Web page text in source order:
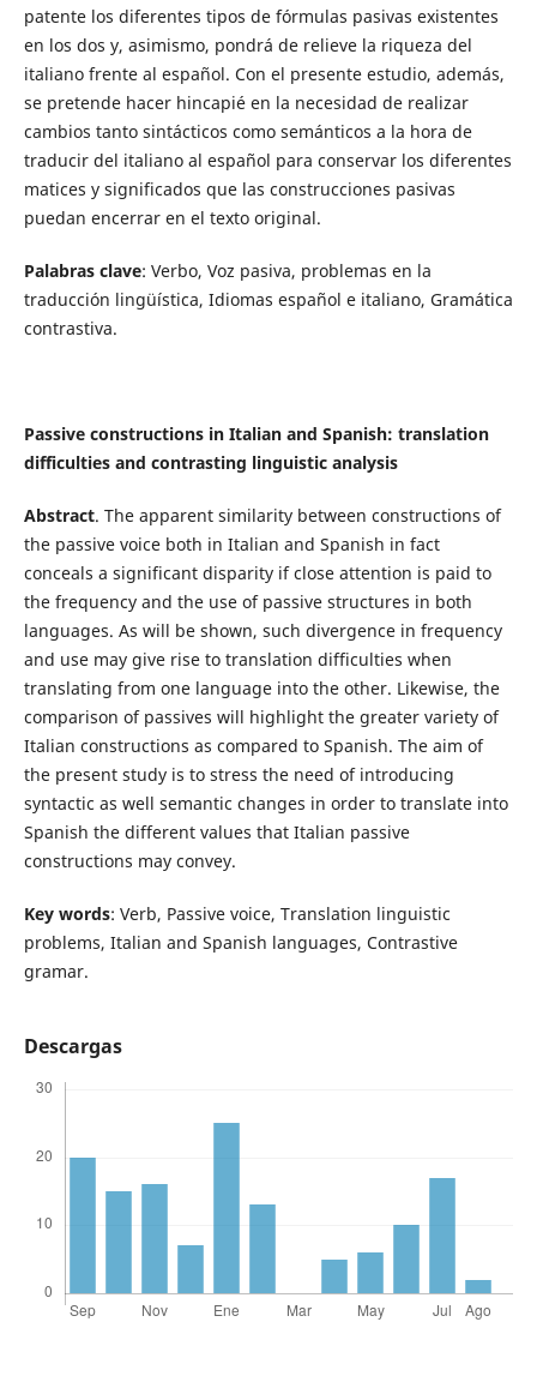
patente los diferentes tipos de fórmulas pasivas existentes
en los dos y, asimismo, pondrá de relieve la riqueza del
italiano frente al español. Con el presente estudio, además,
se pretende hacer hincapié en la necesidad de realizar
cambios tanto sintácticos como semánticos a la hora de
traducir del italiano al español para conservar los diferentes
matices y significados que las construcciones pasivas
puedan encerrar en el texto original.
Palabras clave: Verbo, Voz pasiva, problemas en la
traducción lingüística, Idiomas español e italiano, Gramática
contrastiva.
Passive constructions in Italian and Spanish: translation
difficulties and contrasting linguistic analysis
Abstract. The apparent similarity between constructions of
the passive voice both in Italian and Spanish in fact
conceals a significant disparity if close attention is paid to
the frequency and the use of passive structures in both
languages. As will be shown, such divergence in frequency
and use may give rise to translation difficulties when
translating from one language into the other. Likewise, the
comparison of passives will highlight the greater variety of
Italian constructions as compared to Spanish. The aim of
the present study is to stress the need of introducing
syntactic as well semantic changes in order to translate into
Spanish the different values that Italian passive
constructions may convey.
Key words: Verb, Passive voice, Translation linguistic
problems, Italian and Spanish languages, Contrastive
gramar.
Descargas